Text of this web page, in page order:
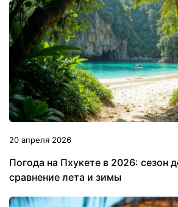
20 апреля 2026
Погода на Пхукете в 2026: сезон
сравнение лета и зимы